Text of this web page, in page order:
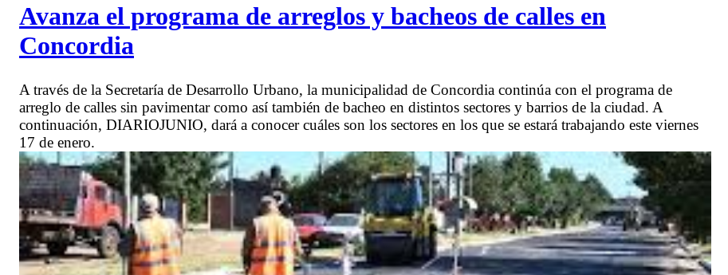
Avanza el programa de arreglos y bacheos de calles en
Concordia
A través de la Secretaría de Desarrollo Urbano, la municipalidad de Concordia continúa con el programa de
arreglo de calles sin pavimentar como así también de bacheo en distintos sectores y barrios de la ciudad. A
continuación, DIARIOJUNIO, dará a conocer cuáles son los sectores en los que se estará trabajando este viernes
17 de enero.